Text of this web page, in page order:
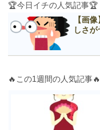
🏆今日イチの人気記事🏆
【画
しさ
🔥この1週間の人気記事